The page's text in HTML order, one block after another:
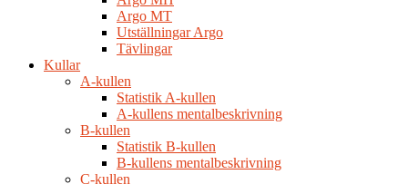
Argo MT
Utställningar Argo
Tävlingar
Kullar
A-kullen
Statistik A-kullen
A-kullens mentalbeskrivning
B-kullen
Statistik B-kullen
B-kullens mentalbeskrivning
C-kullen